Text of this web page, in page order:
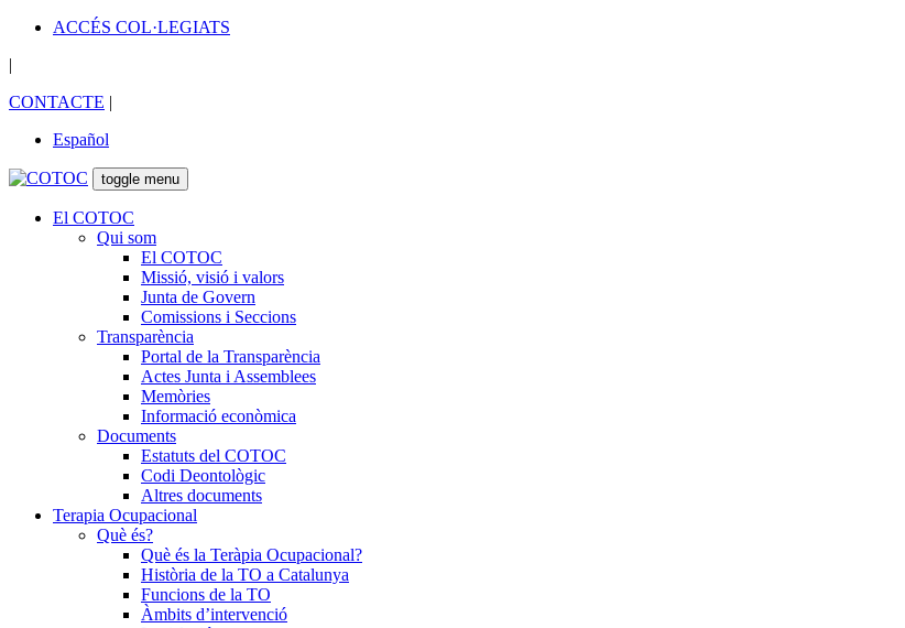
ACCÉS COL·LEGIATS
|
CONTACTE |
Español
toggle menu
El COTOC
Qui som
El COTOC
Missió, visió i valors
Junta de Govern
Comissions i Seccions
Transparència
Portal de la Transparència
Actes Junta i Assemblees
Memòries
Informació econòmica
Documents
Estatuts del COTOC
Codi Deontològic
Altres documents
Terapia Ocupacional
Què és?
Què és la Teràpia Ocupacional?
Història de la TO a Catalunya
Funcions de la TO
Àmbits d’intervenció